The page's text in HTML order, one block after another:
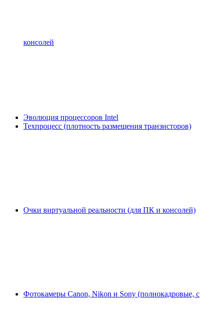
консолей
Эволюция процессоров Intel
Техпроцесс (плотность размещения транзисторов)
Очки виртуальной реальности (для ПК и консолей)
Фотокамеры Canon, Nikon и Sony (полнокадровые, с